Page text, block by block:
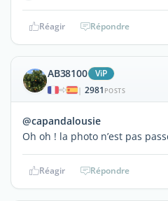
Réagir Répondre
AB38100 ViP
| 2981 POSTS
@capandalousie
Oh oh ! la photo n’est pas
Réagir Répondre